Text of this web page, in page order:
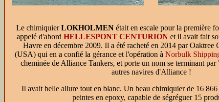
Le chimiquierLOKHOLMENétait en escale pour la première
appelé d'abord HELLESPONT CENTURIONet il avait fait
Havre en décembre 2009. Il a été racheté en 2014 par Oaktree
(USA) qui en a confié la gérance et l'opération à Norbulk
cheminée de Alliance Tankers, et porte un nom se terminant
autres navires d'Alliance !
Il avait belle allure tout en blanc. Un beau chimiquier de 16
peintes en epoxy, capable de ségréguer 15